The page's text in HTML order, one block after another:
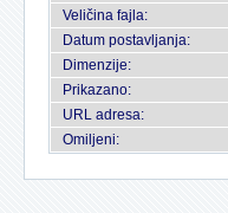
Veličina fajla:
Datum postavljanja:
Dimenzije:
Prikazano:
URL adresa:
Omiljeni: